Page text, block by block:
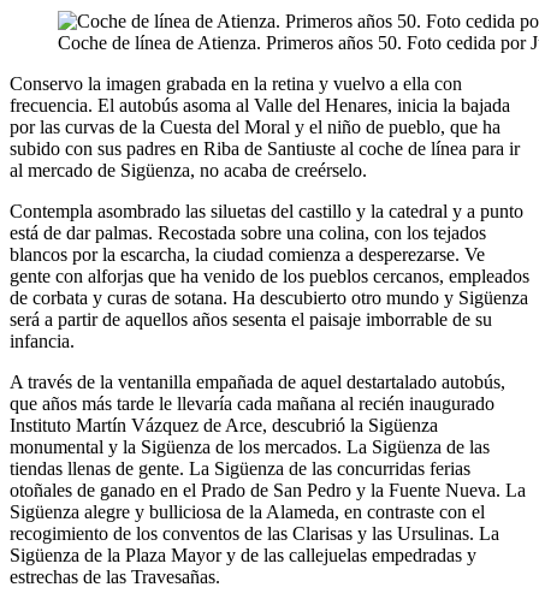
Coche de línea de Atienza. Primeros años 50. Foto cedida por
Conservo la imagen grabada en la retina y vuelvo a ella con
frecuencia. El autobús asoma al Valle del Henares, inicia la bajada
por las curvas de la Cuesta del Moral y el niño de pueblo, que ha
subido con sus padres en Riba de Santiuste al coche de línea para ir
al mercado de Sigüenza, no acaba de creérselo.
Contempla asombrado las siluetas del castillo y la catedral y a punto
está de dar palmas. Recostada sobre una colina, con los tejados
blancos por la escarcha, la ciudad comienza a desperezarse. Ve
gente con alforjas que ha venido de los pueblos cercanos, empleados
de corbata y curas de sotana. Ha descubierto otro mundo y Sigüenza
será a partir de aquellos años sesenta el paisaje imborrable de su
infancia.
A través de la ventanilla empañada de aquel destartalado autobús,
que años más tarde le llevaría cada mañana al recién inaugurado
Instituto Martín Vázquez de Arce, descubrió la Sigüenza
monumental y la Sigüenza de los mercados. La Sigüenza de las
tiendas llenas de gente. La Sigüenza de las concurridas ferias
otoñales de ganado en el Prado de San Pedro y la Fuente Nueva. La
Sigüenza alegre y bulliciosa de la Alameda, en contraste con el
recogimiento de los conventos de las Clarisas y las Ursulinas. La
Sigüenza de la Plaza Mayor y de las callejuelas empedradas y
estrechas de las Travesañas.